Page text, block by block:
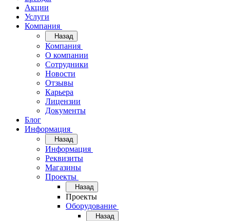
Акции
Услуги
Компания
Назад
Компания
О компании
Сотрудники
Новости
Отзывы
Карьера
Лицензии
Документы
Блог
Информация
Назад
Информация
Реквизиты
Магазины
Проекты
Назад
Проекты
Оборудование
Назад